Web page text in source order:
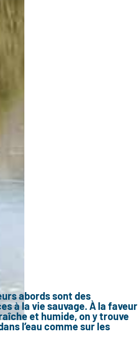
abords sont des
à la vie sauvage. À la faveur
et humide, on y trouve
l’eau comme sur les